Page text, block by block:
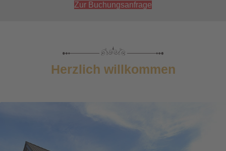
Zur Buchungsanfrage
Herzlich willkommen